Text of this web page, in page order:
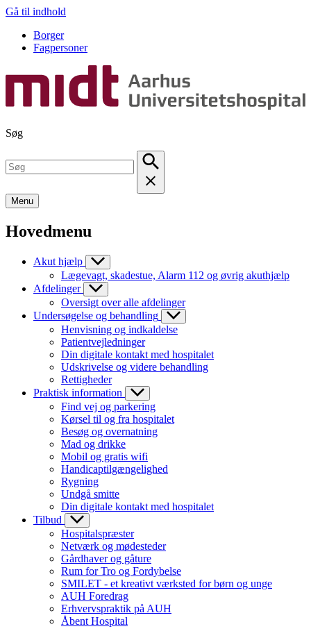
Gå til indhold
Borger
Fagpersoner
Søg
Menu
Hovedmenu
Akut hjælp
Lægevagt, skadestue, Alarm 112 og øvrig akuthjælp
Afdelinger
Oversigt over alle afdelinger
Undersøgelse og behandling
Henvisning og indkaldelse
Patientvejledninger
Din digitale kontakt med hospitalet
Udskrivelse og videre behandling
Rettigheder
Praktisk information
Find vej og parkering
Kørsel til og fra hospitalet
Besøg og overnatning
Mad og drikke
Mobil og gratis wifi
Handicaptilgængelighed
Rygning
Undgå smitte
Din digitale kontakt med hospitalet
Tilbud
Hospitalspræster
Netværk og mødesteder
Gårdhaver og gåture
Rum for Tro og Fordybelse
SMILET - et kreativt værksted for børn og unge
AUH Foredrag
Erhvervspraktik på AUH
Åbent Hospital